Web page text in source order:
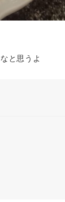
と思うよ